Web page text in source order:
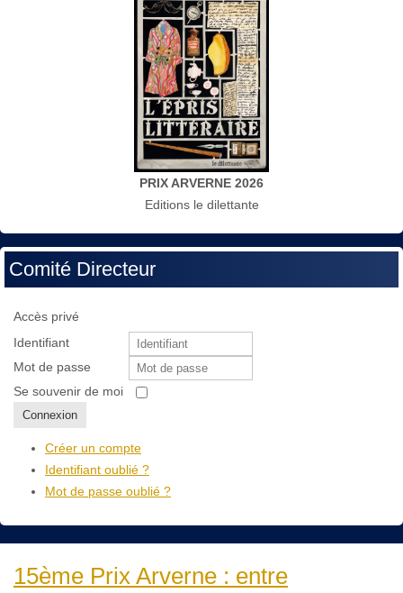
PRIX ARVERNE 2026
Editions le dilettante
Comité Directeur
Accès privé
Identifiant
Mot de passe
Se souvenir de moi
Connexion
Créer un compte
Identifiant oublié ?
Mot de passe oublié ?
15ème Prix Arverne : entre